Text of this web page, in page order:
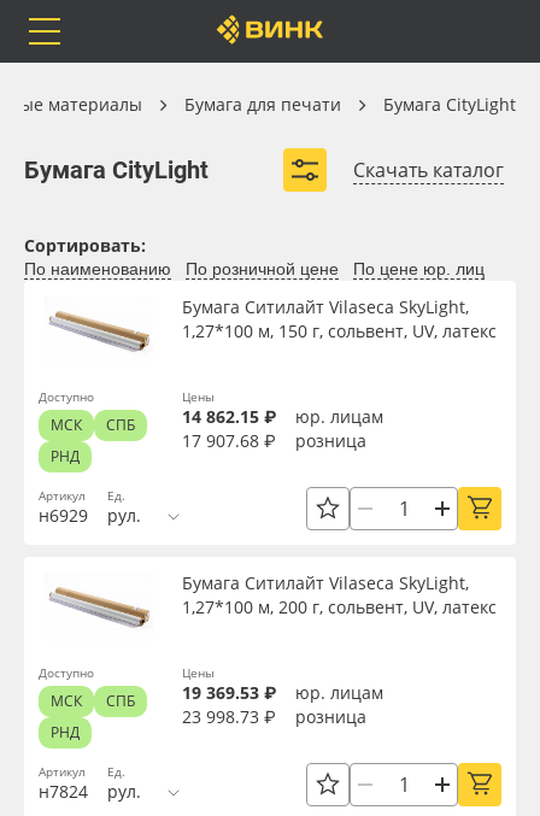
Каталог
Доставка
Оплата
Инструкции
Компания
Контакты
Блог
Весь каталог
Рулонные материалы
Листовые материалы
Чернила
Мобильные конструкции и POS-материалы
Профильные системы
Сублимация и термотрансфер
Светотехника
материалы Бумага для печати Бумага CityLight
Бумага CityLight Скачать каталог
Бумага для печати
Вид
Ширина, м
Материал
Цвет
Сортировать:
По наименованию По розничной цене По цене юр. лиц
Артикул
н6929
Бумага Ситилайт Vilaseca SkyLight,
1,27*100 м, 150 г, сольвент, UV, латекс
Ед.
рул.
Цены
14 862.15 ₽
юр. лицам
17 907.68 ₽
розница
Доступно
МСК
СПБ
РНД
Артикул
н7824
Бумага Ситилайт Vilaseca SkyLight,
1,27*100 м, 200 г, сольвент, UV, латекс
Ед.
рул.
Цены
19 369.53 ₽
юр. лицам
23 998.73 ₽
розница
Доступно
МСК
СПБ
РНД